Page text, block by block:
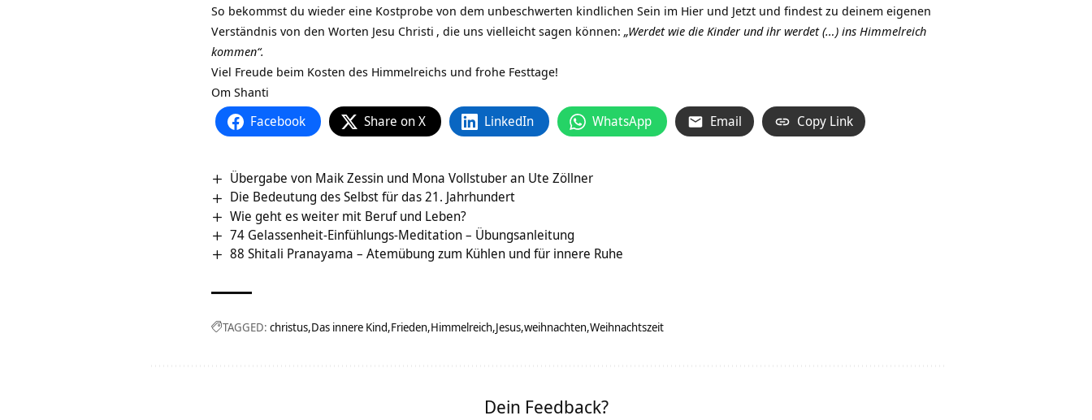
So bekommst du wieder eine Kostprobe von dem unbeschwerten kindlichen Sein im Hier und Jetzt und findest zu deinem eigenen
Verständnis von den Worten Jesu Christi , die uns vielleicht sagen können: „Werdet wie die Kinder und ihr werdet (…) ins Himmelreich
kommen“.
Viel Freude beim Kosten des Himmelreichs und frohe Festtage!
Om Shanti
Facebook Share on X LinkedIn WhatsApp Email Copy Link
Übergabe von Maik Zessin und Mona Vollstuber an Ute Zöllner
Die Bedeutung des Selbst für das 21. Jahrhundert
Wie geht es weiter mit Beruf und Leben?
74 Gelassenheit-Einfühlungs-Meditation – Übungsanleitung
88 Shitali Pranayama – Atemübung zum Kühlen und für innere Ruhe
TAGGED: christus Das innere Kind Frieden Himmelreich Jesus weihnachten Weihnachtszeit
Dein Feedback?